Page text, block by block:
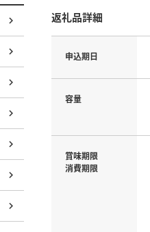
返礼品詳細
申込期日
容量
賞味期限
消費期限